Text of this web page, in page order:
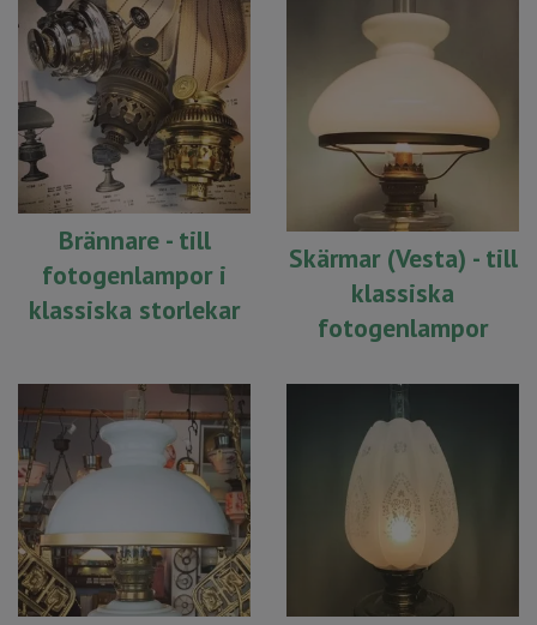
Brännare - till
fotogenlampor i
klassiska storlekar
Skärmar (Vesta) - till
klassiska
fotogenlampor